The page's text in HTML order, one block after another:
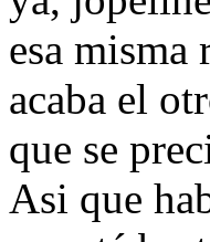
esa misma
acaba el
que se
Asi que